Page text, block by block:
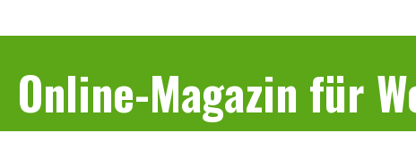
Online-Magazin für